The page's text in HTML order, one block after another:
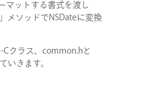
マットする書式を渡し
メソッドでNSDateに変換
クラス、common.hと
いきます。